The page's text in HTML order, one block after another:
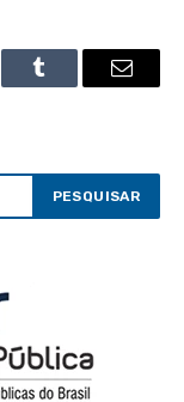
Tumblr Email